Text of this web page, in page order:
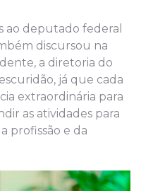
ao deputado federal
discursou na
a diretoria do
já que cada
extraordinária para
as atividades para
profissão e da